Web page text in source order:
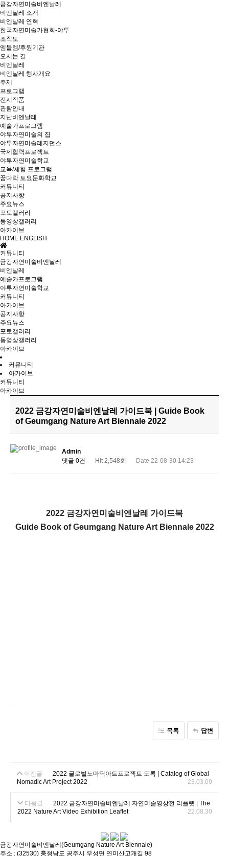
금강자연미술비엔날레
비엔날레 소개
비엔날레 연혁
한국자연미술가협회-야투
조직도
엠블렘/후원기관
오시는 길
비엔날레
비엔날레 행사개요
주제
프로그램
전시작품
관람안내
지난비엔날레
예술가프로그램
야투자연미술의 집
야투자연미술레지던스
국제협력프로젝트
야투자연미술학교
교육/체험 프로그램
꿈다락 토요문화학교
커뮤니티
공지사항
주요뉴스
포토갤러리
동영상갤러리
아카이브
HOME ENGLISH
커뮤니티
금강자연미술비엔날레
비엔날레
예술가프로그램
야투자연미술학교
커뮤니티
아카이브
공지사항
주요뉴스
포토갤러리
동영상갤러리
아카이브
커뮤니티
아카이브
커뮤니티
아카이브
2022 금강자연미술비엔날레 가이드북 | Guide Book
of Geumgang Nature Art Biennale 2022
Admin
댓글 0건
Hit 2,548회 Date 22-08-30 14:23
2022 금강자연미술비엔날레 가이드북
Guide Book of Geumgang Nature Art Biennale 2022
목록 답변
이전글
2022 글로벌노마딕아트프로젝트 도록 | Catalog of Global
Nomadic Art Project 2022
23.03.09
다음글
2022 금강자연미술비엔날레 자연미술영상전 리플렛 | The
2022 Nature Art Video Exhibition Leaflet
22.08.30
금강자연미술비엔날레(Geumgang Nature Art Biennale)
주소 : (32530) 충청남도 공주시 우성면 연미산고개길 98